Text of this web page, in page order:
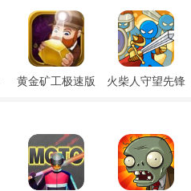
黄金矿工极速版 火柴人守望先锋